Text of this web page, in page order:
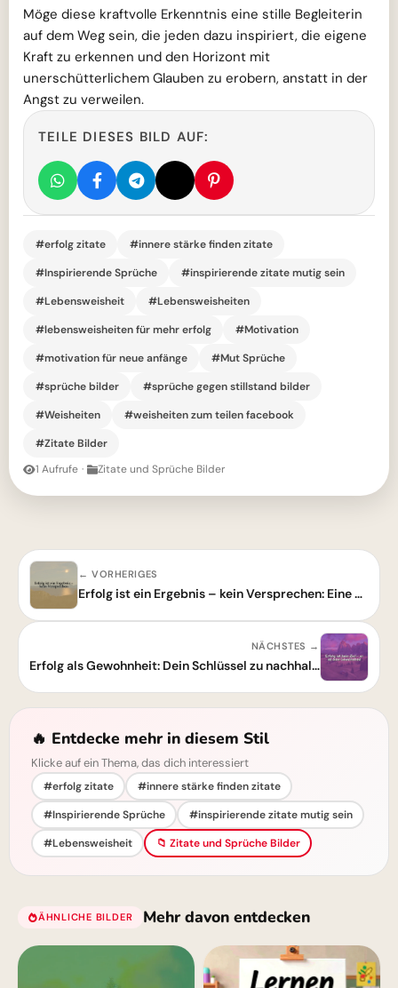
Möge diese kraftvolle Erkenntnis eine stille Begleiterin
auf dem Weg sein, die jeden dazu inspiriert, die eigene
Kraft zu erkennen und den Horizont mit
unerschütterlichem Glauben zu erobern, anstatt in der
Angst zu verweilen.
TEILE DIESES BILD AUF:
#erfolg zitate
#innere stärke finden zitate
#Inspirierende Sprüche
#inspirierende zitate mutig sein
#Lebensweisheit
#Lebensweisheiten
#lebensweisheiten für mehr erfolg
#Motivation
#motivation für neue anfänge
#Mut Sprüche
#sprüche bilder
#sprüche gegen stillstand bilder
#Weisheiten
#weisheiten zum teilen facebook
#Zitate Bilder
1 Aufrufe · Zitate und Sprüche Bilder
← VORHERIGES
Erfolg ist ein Ergebnis – kein Versprechen: Eine Weisheit, die zum Nachdenken anregt
NÄCHSTES →
Erfolg als Gewohnheit: Dein Schlüssel zu nachhaltigem Wachstum und Glück
🔥 Entdecke mehr in diesem Stil
Klicke auf ein Thema, das dich interessiert
#erfolg zitate
#innere stärke finden zitate
#Inspirierende Sprüche
#inspirierende zitate mutig sein
#Lebensweisheit
📁 Zitate und Sprüche Bilder
ÄHNLICHE BILDER Mehr davon entdecken